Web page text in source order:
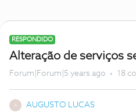
RESPONDIDO
Alteração de serviços
Forum|Forum|5 years ago 18
A AUGUSTO LUCAS